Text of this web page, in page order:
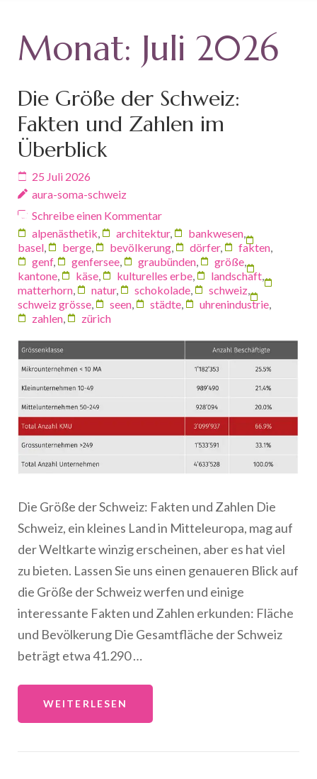
Monat: Juli 2026
Die Größe der Schweiz:
Fakten und Zahlen im
Überblick
25 Juli 2026
aura-soma-schweiz
Schreibe einen Kommentar
alpenästhetik
architektur, bankwesen
basel
berge bevölkerung dörfer, fakten
genf, genfersee graubünden größe
kantone
käse kulturelles erbe landschaft
matterhorn
natur, schokolade schweiz
schweiz grösse
seen städte uhrenindustrie
zahlen
zürich
Die Größe der Schweiz: Fakten und Zahlen Die
Schweiz, ein kleines Land in Mitteleuropa, mag auf
der Weltkarte winzig erscheinen, aber es hat viel
zu bieten. Lassen Sie uns einen genaueren Blick auf
die Größe der Schweiz werfen und einige
interessante Fakten und Zahlen erkunden: Fläche
und Bevölkerung Die Gesamtfläche der Schweiz
beträgt etwa 41.290 …
WEITERLESEN